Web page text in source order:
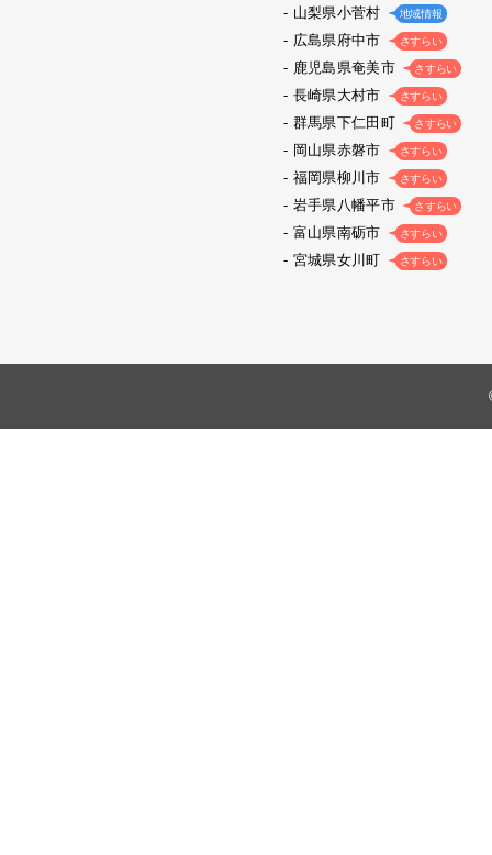
山梨県小菅村 地域情報
広島県府中市 さすらい
鹿児島県奄美市 さすらい
長崎県大村市 さすらい
群馬県下仁田町 さすらい
岡山県赤磐市 さすらい
福岡県柳川市 さすらい
岩手県八幡平市 さすらい
富山県南砺市 さすらい
宮城県女川町 さすらい